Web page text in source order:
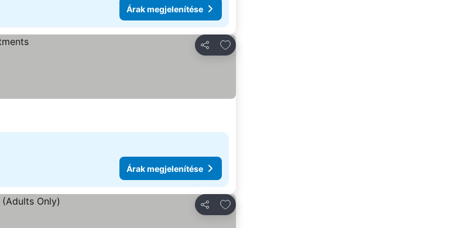
Árak megjelenítése
Megosztás
Hozzáadás a kedvencekhez
Árak megjelenítése
Megosztás
Hozzáadás a kedvencekhez